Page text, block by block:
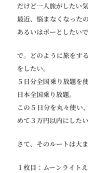
だけど一人旅がしたい気
最近、悩まなくなった
あるいはボーとしたいで
で。どのように旅をす
をしたい。
５日分全国乗り放題を
日本全国乗り放題。
この５日分を丸々使い
めて３万円以内にしたい
さて、そのルートは大ま
１枚目：ムーンライト